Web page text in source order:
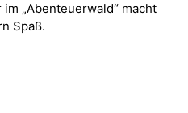
„Abenteuerwald“ macht
Spaß.